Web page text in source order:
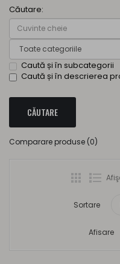
Căutare:
Caută și în subcategorii
Caută și în descrierea
Comparare produse (0)
Sortare
Afisare